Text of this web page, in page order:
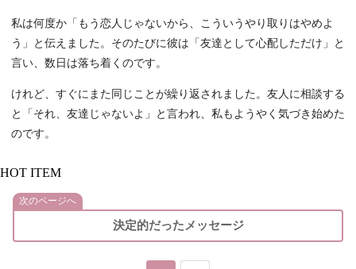
私は何度か「もう恋人じゃないから、こういうやり取りはやめよ
う」と伝えました。そのたびに彼は「友達として心配しただけ」と
言い、数日は落ち着くのです。
けれど、すぐにまた同じことが繰り返されました。友人に相談する
と「それ、友達じゃないよ」と言われ、私もようやく気づき始めた
のです。
HOT ITEM
次のページへ
決定的だったメッセージ